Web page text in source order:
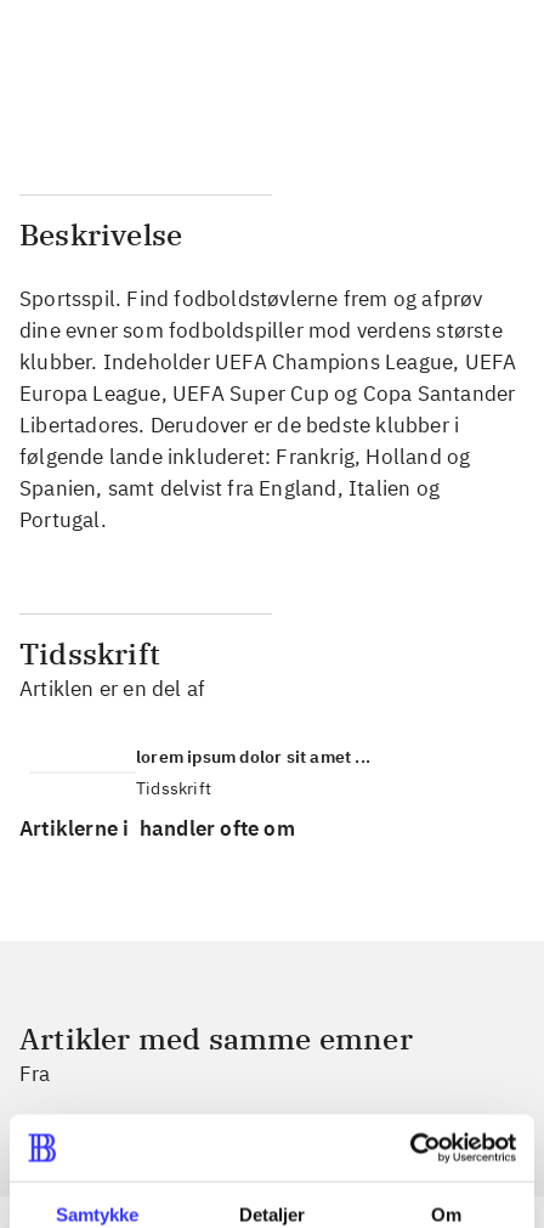
Samtykke Detaljer Om
Beskrivelse
Sportsspil. Find fodboldstøvlerne frem og afprøv
dine evner som fodboldspiller mod verdens største
klubber. Indeholder UEFA Champions League, UEFA
Europa League, UEFA Super Cup og Copa Santander
Libertadores. Derudover er de bedste klubber i
følgende lande inkluderet: Frankrig, Holland og
Spanien, samt delvist fra England, Italien og
Portugal.
Tidsskrift
Artiklen er en del af
lorem ipsum dolor sit amet ...
Tidsskrift
Artiklerne i handler ofte om
Artikler med samme emner
Fra